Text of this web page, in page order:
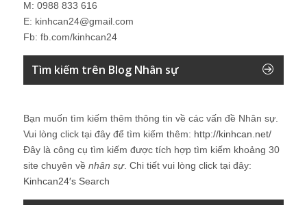
M: 0988 833 616
E: kinhcan24@gmail.com
Fb: fb.com/kinhcan24
Tìm kiếm trên Blog Nhân sự
Bạn muốn tìm kiếm thêm thông tin về các vấn đề Nhân sự
Vui lòng click tại đây để tìm kiếm thêm: http://kinhcan.net/
Đây là công cụ tìm kiếm được tích hợp tìm kiếm khoảng 30
site chuyên về nhân sự. Chi tiết vui lòng click tại đây:
Kinhcan24′s Search